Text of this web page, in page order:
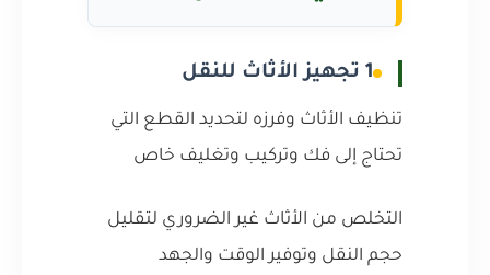
1 تجهيز الأثاث للنقل
تنظيف الأثاث وفرزه لتحديد القطع التي
تحتاج إلى فك وتركيب وتغليف خاص
التخلص من الأثاث غير الضروري لتقليل
حجم النقل وتوفير الوقت والجهد